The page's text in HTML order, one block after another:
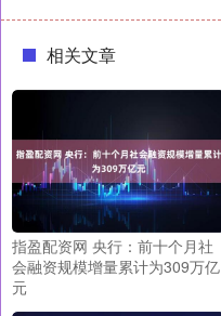
相关文章
指盈配资网 央行：前十个月社
会融资规模增量累计为309万亿
元